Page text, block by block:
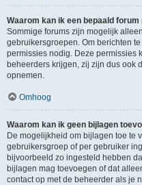
Waarom kan ik een bepaald forum
Sommige forums zijn mogelijk
gebruikersgroepen. Om berichten
permissies nodig. Deze permissies
beheerders krijgen, zij zijn dus ook
opnemen.
Omhoog
Waarom kan ik geen bijlagen
De mogelijkheid om bijlagen toe te
gebruikersgroep of per gebruiker
bijvoorbeeld zo ingesteld hebben
bijlagen mag toevoegen of dat
contact op met de beheerder als je